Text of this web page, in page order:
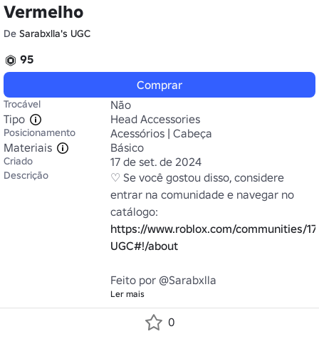
Vermelho
De Sarabxlla's UGC
95
Comprar
Trocável
Não
Tipo
Head Accessories
Posicionamento
Acessórios | Cabeça
Materiais
Básico
Criado 17 de set. de 2024
Descrição
♡ Se você gostou disso, considere
entrar na comunidade e navegar no
https://www.roblox.com/communities/
UGC#!/about
Feito por @Sarabxlla
Ler mais
0